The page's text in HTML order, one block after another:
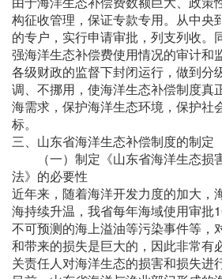
构征收管理，保证专款专用。从中央
的专户，实行申请审批，列支列收。
强海洋生态补偿费使用情况的审计和
各级财政的监督下封闭运行，做到分
调、不挪用，使海洋生态补偿制度真
海需求，保护海洋生态环境，保护社
标。
三、山东省海洋生态补偿制度的制定
（一）制定《山东省海洋生态损
法》的必要性
近年来，随着海洋开发力度的加大，
海持续升温，我省每年海域使用审批
不可预测的海上溢油等污染事件等，
和带来的损失是巨大的，因此非常有
关责任人对海洋生态的损害和损失进